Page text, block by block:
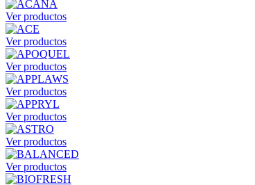
Ver productos
Ver productos
Ver productos
Ver productos
Ver productos
Ver productos
Ver productos